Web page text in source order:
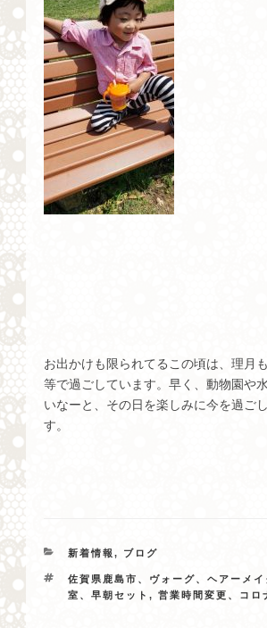
お出かけも限られてるこの頃は、理月
等で過ごしています。早く、動物園や
いなーと、その日を楽しみに今を過ご
す。
カ
ゴ
リ
新着情報, ブログ
タ
グ
佐賀県鹿島市、ヴォーグ、ヘアーメ
室、早朝セット,営業時間変更、コロ